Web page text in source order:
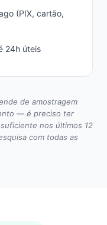
(PIX, cartão,
24h úteis
de amostragem
— é preciso ter
nos últimos 12
com todas as